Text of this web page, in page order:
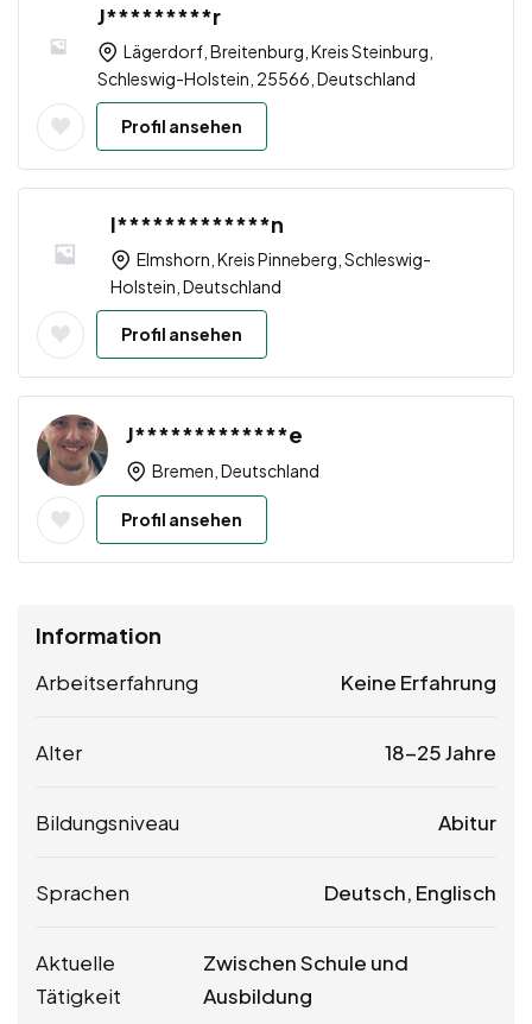
J*********r
Lägerdorf, Breitenburg, Kreis Steinburg,
Schleswig-Holstein, 25566, Deutschland
Profil ansehen
I*************n
Elmshorn, Kreis Pinneberg, Schleswig-
Holstein, Deutschland
Profil ansehen
J*************e
Bremen, Deutschland
Profil ansehen
Information
Arbeitserfahrung Keine Erfahrung
Alter 18-25 Jahre
Bildungsniveau Abitur
Sprachen Deutsch, Englisch
Aktuelle
Tätigkeit
Zwischen Schule und
Ausbildung